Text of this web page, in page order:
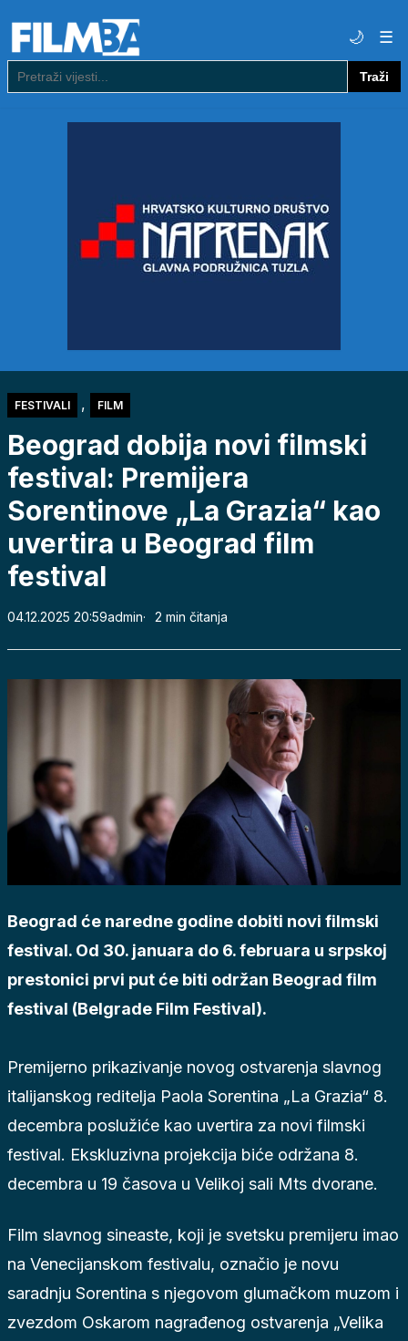
Pretraga
Traži
🌙 ☰
FESTIVALI , FILM
Beograd dobija novi filmski
festival: Premijera
Sorentinove „La Grazia“ kao
uvertira u Beograd film
festival
04.12.2025 20:59admin 2 min čitanja
Beograd će naredne godine dobiti novi filmski
festival. Od 30. januara do 6. februara u srpskoj
prestonici prvi put će biti održan Beograd film
festival (Belgrade Film Festival).
Premijerno prikazivanje novog ostvarenja slavnog
italijanskog reditelja Paola Sorentina „La Grazia“ 8.
decembra poslužiće kao uvertira za novi filmski
festival. Ekskluzivna projekcija biće održana 8.
decembra u 19 časova u Velikoj sali Mts dvorane.
Film slavnog sineaste, koji je svetsku premijeru imao
na Venecijanskom festivalu, označio je novu
saradnju Sorentina s njegovom glumačkom muzom i
zvezdom Oskarom nagrađenog ostvarenja „Velika